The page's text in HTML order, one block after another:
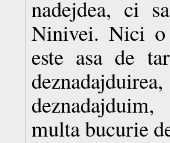
nadejdea, ci
Ninivei. Nici o
este asa de
multa bucurie